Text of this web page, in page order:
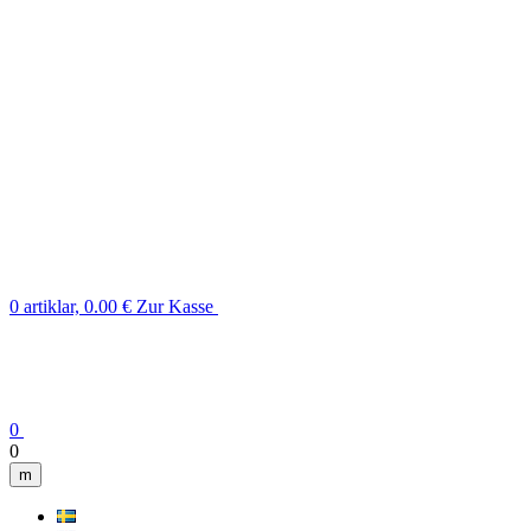
0 artiklar, 0.00 € Zur Kasse
0
0
m